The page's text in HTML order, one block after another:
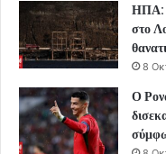
ΗΠΑ:
στο
8
Ο